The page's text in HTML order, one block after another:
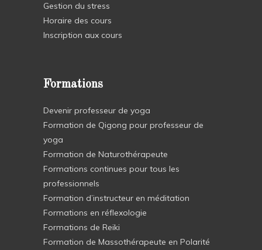
Gestion du stress
Horaire des cours
Inscription aux cours
Formations
Devenir professeur de yoga
Formation de Qigong pour professeur de
yoga
Formation de Naturothérapeute
Formations continues pour tous les
professionnels
Formation d’instructeur en méditation
Formations en réflexologie
Formations de Reiki
Formation de Massothérapeute en Polarité